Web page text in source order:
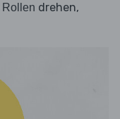
Rollen drehen,